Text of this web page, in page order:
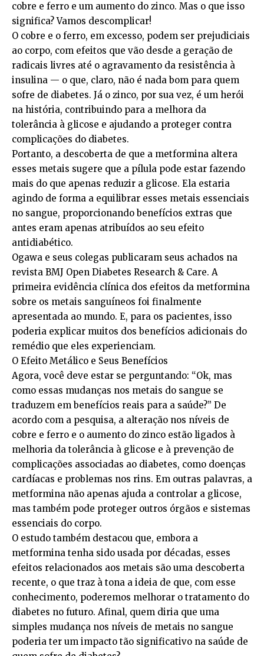
cobre e ferro e um aumento do zinco. Mas o que isso
significa? Vamos descomplicar!
O cobre e o ferro, em excesso, podem ser prejudiciais
ao corpo, com efeitos que vão desde a geração de
radicais livres até o agravamento da resistência à
insulina — o que, claro, não é nada bom para quem
sofre de diabetes. Já o zinco, por sua vez, é um herói
na história, contribuindo para a melhora da
tolerância à glicose e ajudando a proteger contra
complicações do diabetes.
Portanto, a descoberta de que a metformina altera
esses metais sugere que a pílula pode estar fazendo
mais do que apenas reduzir a glicose. Ela estaria
agindo de forma a equilibrar esses metais essenciais
no sangue, proporcionando benefícios extras que
antes eram apenas atribuídos ao seu efeito
antidiabético.
Ogawa e seus colegas publicaram seus achados na
revista BMJ Open Diabetes Research & Care. A
primeira evidência clínica dos efeitos da metformina
sobre os metais sanguíneos foi finalmente
apresentada ao mundo. E, para os pacientes, isso
poderia explicar muitos dos benefícios adicionais do
remédio que eles experienciam.
O Efeito Metálico e Seus Benefícios
Agora, você deve estar se perguntando: “Ok, mas
como essas mudanças nos metais do sangue se
traduzem em benefícios reais para a saúde?” De
acordo com a pesquisa, a alteração nos níveis de
cobre e ferro e o aumento do zinco estão ligados à
melhoria da tolerância à glicose e à prevenção de
complicações associadas ao diabetes, como doenças
cardíacas e problemas nos rins. Em outras palavras, a
metformina não apenas ajuda a controlar a glicose,
mas também pode proteger outros órgãos e sistemas
essenciais do corpo.
O estudo também destacou que, embora a
metformina tenha sido usada por décadas, esses
efeitos relacionados aos metais são uma descoberta
recente, o que traz à tona a ideia de que, com esse
conhecimento, poderemos melhorar o tratamento do
diabetes no futuro. Afinal, quem diria que uma
simples mudança nos níveis de metais no sangue
poderia ter um impacto tão significativo na saúde de